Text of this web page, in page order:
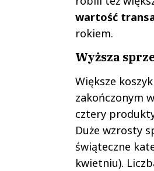
wartość
rokiem.
Wyższa
Większe
zakończonym
cztery
Duże wzrosty
świąteczne
kwietniu).